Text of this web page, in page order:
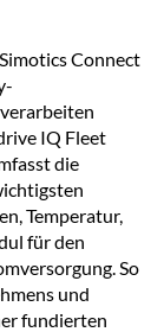
Connect
IQ Fleet
die
Temperatur,
für den
So
und
fundierten